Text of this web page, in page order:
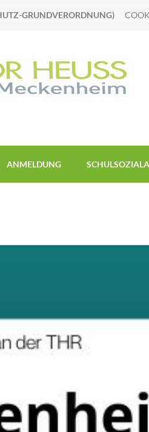
GRUNDVERORDNUNG)
ANMELDUNG